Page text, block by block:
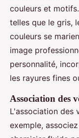
couleurs et
telles que le gris,
couleurs se
image
personnalité,
les rayures fines
Association des
L'association des
exemple,